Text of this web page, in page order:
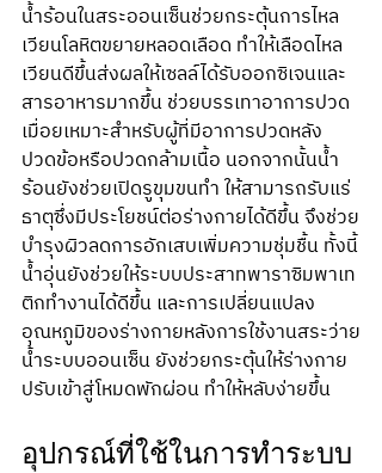
น้ำร้อนในสระออนเซ็นช่วยกระตุ้นการไหล
เวียนโลหิตขยายหลอดเลือด ทำให้เลือดไหล
เวียนดีขึ้นส่งผลให้เซลล์ได้รับออกซิเจนและ
สารอาหารมากขึ้น ช่วยบรรเทาอาการปวด
เมื่อยเหมาะสำหรับผู้ที่มีอาการปวดหลัง
ปวดข้อหรือปวดกล้ามเนื้อ นอกจากนั้นน้ำ
ร้อนยังช่วยเปิดรูขุมขนทำ ให้สามารถรับแร่
ธาตุซึ่งมีประโยชน์ต่อร่างกายได้ดีขึ้น จึงช่วย
บำรุงผิวลดการอักเสบเพิ่มความชุ่มชื้น ทั้งนี้
น้ำอุ่นยังช่วยให้ระบบประสาทพาราซิมพาเท
ติกทำงานได้ดีขึ้น และการเปลี่ยนแปลง
อุณหภูมิของร่างกายหลังการใช้งานสระว่าย
น้ำระบบออนเซ็น ยังช่วยกระตุ้นให้ร่างกาย
ปรับเข้าสู่โหมดพักผ่อน ทำให้หลับง่ายขึ้น
อุปกรณ์ที่ใช้ในการทำระบบ